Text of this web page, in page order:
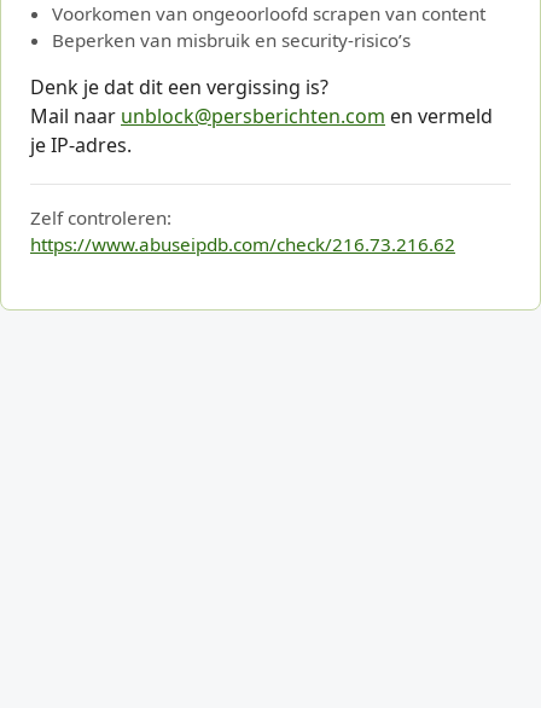
Voorkomen van ongeoorloofd scrapen van content
Beperken van misbruik en security-risico’s
Denk je dat dit een vergissing is?
Mail naar unblock@persberichten.com en vermeld
je IP-adres.
Zelf controleren:
https://www.abuseipdb.com/check/216.73.216.62